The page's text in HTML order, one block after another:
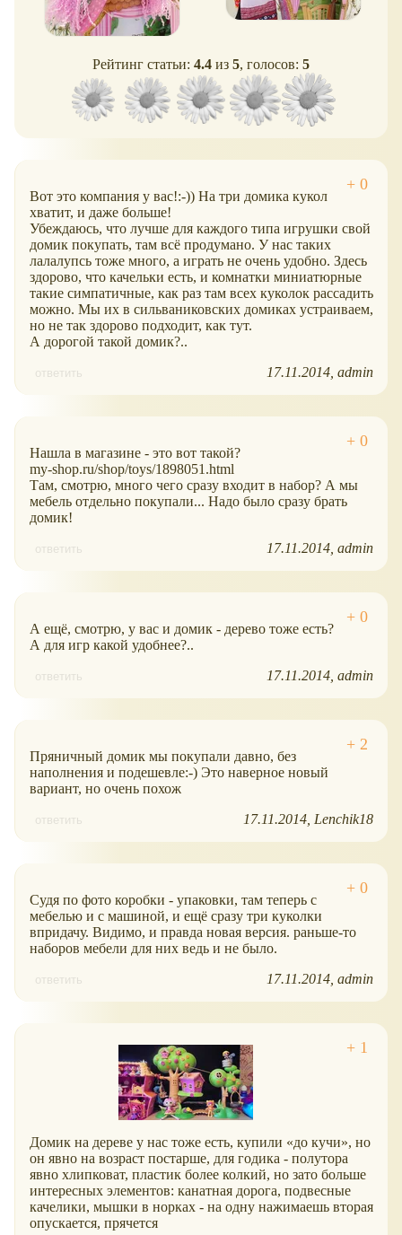
Рейтинг статьи: 4.4 из 5, голосов: 5
Вот это компания у вас!:-)) На три домика кукол
хватит, и даже больше!
Убеждаюсь, что лучше для каждого типа игрушки свой
домик покупать, там всё продумано. У нас таких
лалалупсь тоже много, а играть не очень удобно. Здесь
здорово, что качельки есть, и комнатки миниатюрные
такие симпатичные, как раз там всех куколок рассадить
можно. Мы их в сильваниковских домиках устраиваем,
но не так здорово подходит, как тут.
А дорогой такой домик?..
ответить 17.11.2014 admin
Нашла в магазине - это вот такой?
my-shop.ru/shop/toys/1898051.html
Там, смотрю, много чего сразу входит в набор? А мы
мебель отдельно покупали... Надо было сразу брать
домик!
ответить 17.11.2014 admin
А ещё, смотрю, у вас и домик - дерево тоже есть?
А для игр какой удобнее?..
ответить 17.11.2014 admin
Пряничный домик мы покупали давно, без
наполнения и подешевле:-) Это наверное новый
вариант, но очень похож
ответить 17.11.2014 Lenchik18
Судя по фото коробки - упаковки, там теперь с
мебелью и с машиной, и ещё сразу три куколки
впридачу. Видимо, и правда новая версия. раньше-то
наборов мебели для них ведь и не было.
ответить 17.11.2014 admin
Домик на дереве у нас тоже есть, купили до кучи , но
он явно на возраст постарше, для годика - полутора
явно хлипковат, пластик более колкий, но зато больше
интересных элементов: канатная дорога, подвесные
качелики, мышки в норках - на одну нажимаешь вторая
опускается, прячется